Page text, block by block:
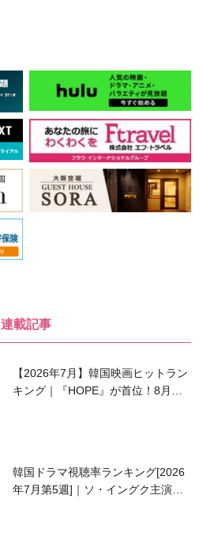
連載記事
【2026年7月】韓国映画ヒットラン
キング｜『HOPE』が首位！8月公
韓国ドラマ視聴率ランキング[2026
年7月第5週]｜ソ・イングク主演の